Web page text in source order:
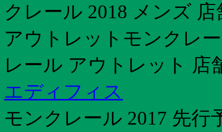
クレール 2018 メンズ
アウトレットモンクレ
レール アウトレット 店
エディフィス
モンクレール 2017 先